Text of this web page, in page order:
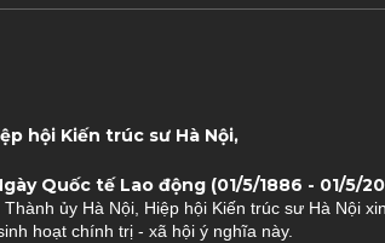
hội Kiến trúc sư Hà Nội,
Quốc tế Lao động (01/5/1886 - 01/5/
ủy Hà Nội, Hiệp hội Kiến trúc sư Hà Nội
hoạt chính trị - xã hội ý nghĩa này.